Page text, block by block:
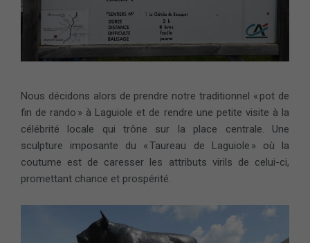
Nous décidons alors de prendre notre traditionnel « pot de
fin de rando » à Laguiole et de rendre une petite visite à la
célébrité locale qui trône sur la place centrale. Une
sculpture imposante du « Taureau de Laguiole » où la
coutume est de caresser les attributs virils de celui-ci,
promettant chance et prospérité.